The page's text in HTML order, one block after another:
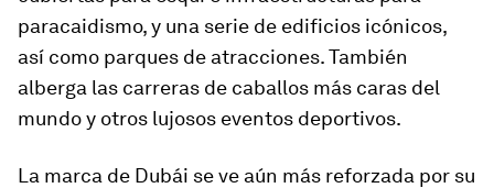
paracaidismo, y una serie de edificios icónicos,
así como parques de atracciones. También
alberga las carreras de caballos más caras del
mundo y otros lujosos eventos deportivos.
La marca de Dubái se ve aún más reforzada por su